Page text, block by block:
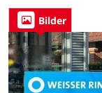
Bilder